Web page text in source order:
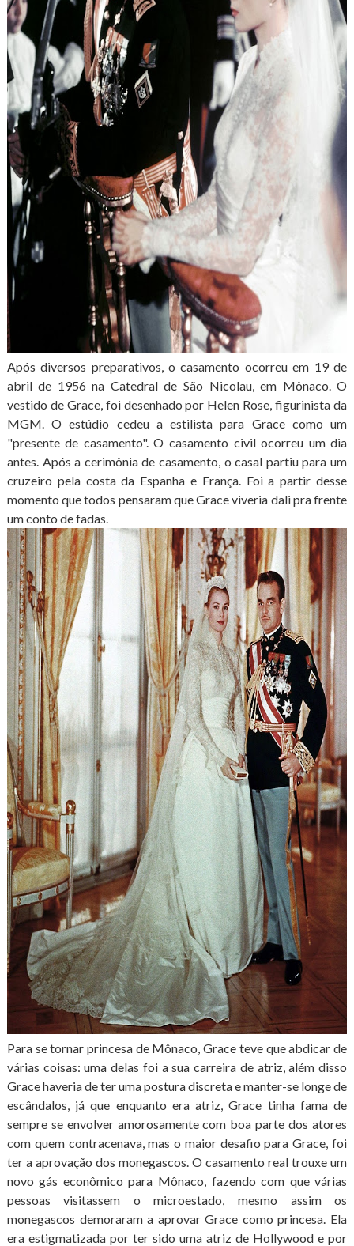
Após diversos preparativos, o casamento ocorreu em 19 de
abril de 1956 na Catedral de São Nicolau, em Mônaco. O
vestido de Grace, foi desenhado por Helen Rose, figurinista da
MGM. O estúdio cedeu a estilista para Grace como um
"presente de casamento". O casamento civil ocorreu um dia
antes. Após a cerimônia de casamento, o casal partiu para um
cruzeiro pela costa da Espanha e França. Foi a partir desse
momento que todos pensaram que Grace viveria dali pra frente
um conto de fadas.
Para se tornar princesa de Mônaco, Grace teve que abdicar de
várias coisas: uma delas foi a sua carreira de atriz, além disso
Grace haveria de ter uma postura discreta e manter-se longe de
escândalos, já que enquanto era atriz, Grace tinha fama de
sempre se envolver amorosamente com boa parte dos atores
com quem contracenava, mas o maior desafio para Grace, foi
ter a aprovação dos monegascos. O casamento real trouxe um
novo gás econômico para Mônaco, fazendo com que várias
pessoas visitassem o microestado, mesmo assim os
monegascos demoraram a aprovar Grace como princesa. Ela
era estigmatizada por ter sido uma atriz de Hollywood e por